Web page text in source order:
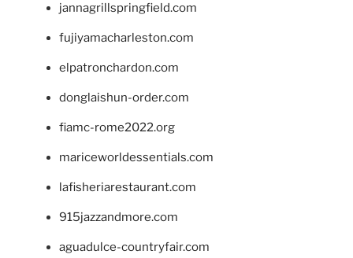
jannagrillspringfield.com
fujiyamacharleston.com
elpatronchardon.com
donglaishun-order.com
fiamc-rome2022.org
mariceworldessentials.com
lafisheriarestaurant.com
915jazzandmore.com
aguadulce-countryfair.com